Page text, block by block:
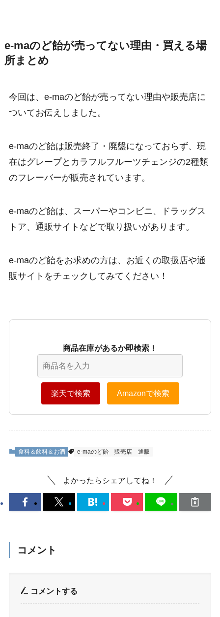
e-maのど飴が売ってない理由・買える場
所まとめ
今回は、e-maのど飴が売ってない理由や販売店に
ついてお伝えしました。
e-maのど飴は販売終了・廃盤になっておらず、現
在はグレープとカラフルフルーツチェンジの2種類
のフレーバーが販売されています。
e-maのど飴は、スーパーやコンビニ、ドラッグス
トア、通販サイトなどで取り扱いがあります。
e-maのど飴をお求めの方は、お近くの取扱店や通
販サイトをチェックしてみてください！
商品在庫があるか即検索！
楽天で検索 Amazonで検索
食料＆飲料＆お酒 e-maのど飴 販売店 通販
よかったらシェアしてね！
コメント
コメントする